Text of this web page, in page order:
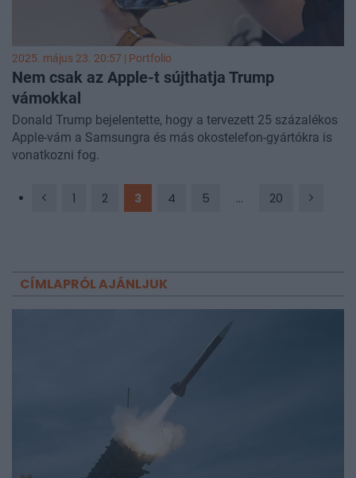
2025. május 23. 20:57 | Portfolio
Nem csak az Apple-t sújthatja Trump
vámokkal
Donald Trump bejelentette, hogy a tervezett 25 százalékos
Apple-vám a Samsungra és más okostelefon-gyártókra is
vonatkozni fog.
1 2 3 4 5 ... 20
CÍMLAPRÓL AJÁNLJUK